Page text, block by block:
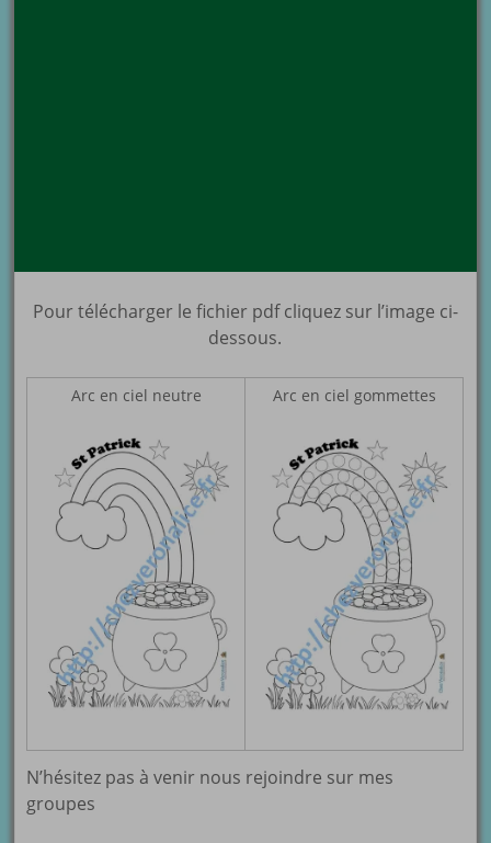
Pour télécharger le fichier pdf cliquez sur l’image ci-
dessous.
Arc en ciel neutre Arc en ciel gommettes
N’hésitez pas à venir nous rejoindre sur mes
groupes